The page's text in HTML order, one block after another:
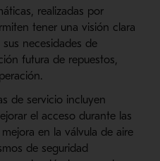
realizadas por
tener una visión clara
necesidades de
futura de repuestos,
de servicio incluyen
el acceso durante las
en la válvula de aire
de seguridad